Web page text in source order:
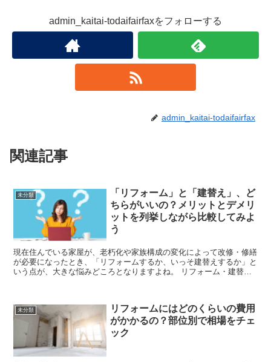
admin_kaitai-todaifairfaxをフォローする
admin_kaitai-todaifairfax
関連記事
未分類
「リフォーム」と「建替え」、ど
ちらがいいの？メリットとデメリ
ットを列挙しながら比較してみよ
う
現在住んでいる家屋が、老朽化や家族構成の変化によって改修・修繕
が必要になったとき、「リフォームするか、いっそ建替えするか」と
いう点が、大きな悩みどころとなりますよね。 リフォーム・建替え
未分類
リフォームにはどのくらいの費用
がかかるの？部位別で相場をチェ
ック